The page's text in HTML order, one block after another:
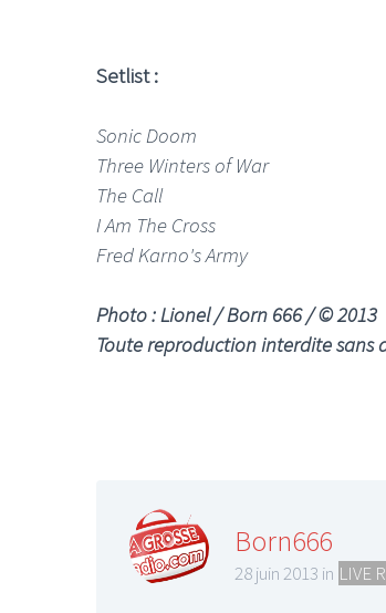
Setlist :
Sonic Doom
Three Winters of War
The Call
I Am The Cross
Fred Karno's Army
Photo : Lionel / Born 666 / © 2013
Toute reproduction interdite
Born666
28 juin 2013 in LIVE